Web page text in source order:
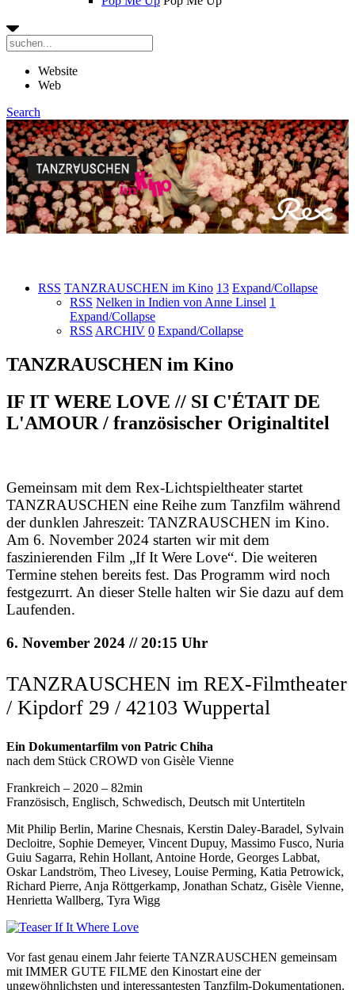
Website
Web
Search
RSS TANZRAUSCHEN im Kino 13 Expand/Collapse
RSS Nelken in Indien von Anne Linsel 1
Expand/Collapse
RSS ARCHIV 0 Expand/Collapse
TANZRAUSCHEN im Kino
IF IT WERE LOVE // SI C'ÉTAIT DE
L'AMOUR / französischer Originaltitel
Gemeinsam mit dem Rex-Lichtspieltheater startet
TANZRAUSCHEN eine Reihe zum Tanzfilm während
der dunklen Jahreszeit: TANZRAUSCHEN im Kino.
Am 6. November 2024 starten wir mit dem
faszinierenden Film „If It Were Love“. Die weiteren
Termine stehen bereits fest. Das Programm wird noch
festgezurrt. An dieser Stelle halten wir Sie dazu auf dem
Laufenden.
6. November 2024 // 20:15 Uhr
TANZRAUSCHEN im REX-Filmtheater
/ Kipdorf 29 / 42103 Wuppertal
Ein Dokumentarfilm von Patric Chiha
nach dem Stück CROWD von Gisèle Vienne
Frankreich – 2020 – 82min
Französisch, Englisch, Schwedisch, Deutsch mit Untertiteln
Mit Philip Berlin, Marine Chesnais, Kerstin Daley-Baradel, Sylvain
Decloitre, Sophie Demeyer, Vincent Dupuy, Massimo Fusco, Nuria
Guiu Sagarra, Rehin Hollant, Antoine Horde, Georges Labbat,
Oskar Landström, Theo Livesey, Louise Perming, Katia Petrowick,
Richard Pierre, Anja Röttgerkamp, Jonathan Schatz, Gisèle Vienne,
Henrietta Wallberg, Tyra Wigg
Vor fast genau einem Jahr feierte TANZRAUSCHEN gemeinsam
mit IMMER GUTE FILME den Kinostart eine der
ungewöhnlichsten und interessantesten Tanzfilm-Dokumentationen.